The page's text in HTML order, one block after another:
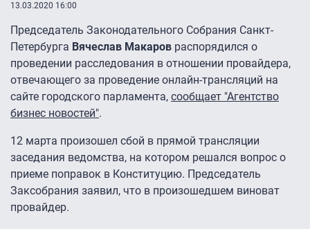
13.03.2020 16:00
Председатель Законодательного Собрания Санкт-
Петербурга Вячеслав Макаров распорядился о
проведении расследования в отношении провайдера,
отвечающего за проведение онлайн-трансляций на
сайте городского парламента, сообщает "Агентство
бизнес новостей".
12 марта произошел сбой в прямой трансляции
заседания ведомства, на котором решался вопрос о
приеме поправок в Конституцию. Председатель
Заксобрания заявил, что в произошедшем виноват
провайдер.